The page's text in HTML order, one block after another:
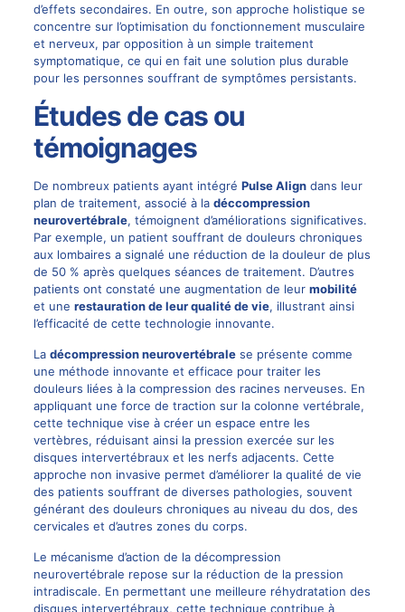
d’effets secondaires. En outre, son approche holistique se
concentre sur l’optimisation du fonctionnement musculaire
et nerveux, par opposition à un simple traitement
symptomatique, ce qui en fait une solution plus durable
pour les personnes souffrant de symptômes persistants.
Études de cas ou
témoignages
De nombreux patients ayant intégré Pulse Aligndans leur
plan de traitement, associé à la déccompression
neurovertébrale, témoignent d’améliorations significatives.
Par exemple, un patient souffrant de douleurs chroniques
aux lombaires a signalé une réduction de la douleur de plus
de 50 % après quelques séances de traitement. D’autres
patients ont constaté une augmentation de leur mobilité
et une restauration de leur qualité de vie, illustrant ainsi
l’efficacité de cette technologie innovante.
La décompression neurovertébralese présente comme
une méthode innovante et efficace pour traiter les
douleurs liées à la compression des racines nerveuses. En
appliquant une force de traction sur la colonne vertébrale,
cette technique vise à créer un espace entre les
vertèbres, réduisant ainsi la pression exercée sur les
disques intervertébraux et les nerfs adjacents. Cette
approche non invasive permet d’améliorer la qualité de vie
des patients souffrant de diverses pathologies, souvent
générant des douleurs chroniques au niveau du dos, des
cervicales et d’autres zones du corps.
Le mécanisme d’action de la décompression
neurovertébrale repose sur la réduction de la pression
intradiscale. En permettant une meilleure réhydratation des
disques intervertébraux, cette technique contribue à